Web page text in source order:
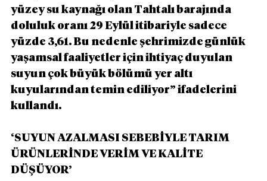
yüzey su kaynağı olan Tahtalı barajında
doluluk oranı 29 Eylül itibariyle sadece
yüzde 3,61. Bu nedenle şehrimizde günlük
yaşamsal faaliyetler için ihtiyaç duyulan
suyun çok büyük bölümü yer altı
kuyularından temin ediliyor” ifadelerini
kullandı.
‘SUYUN AZALMASI SEBEBİYLE TARIM
ÜRÜNLERİNDE VERİM VE KALİTE
DÜŞÜYOR’